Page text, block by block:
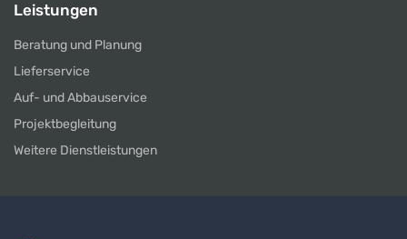
Leistungen
Beratung und Planung
Lieferservice
Auf- und Abbauservice
Projektbegleitung
Weitere Dienstleistungen